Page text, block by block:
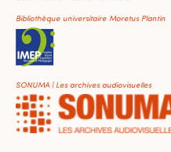
Bibliothèque universitaire Moretus Plantin
SONUMA | Les archives audiovisuelles